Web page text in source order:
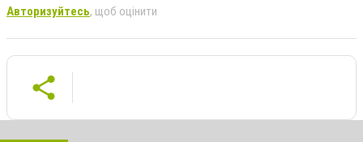
Авторизуйтесь, щоб оцінити